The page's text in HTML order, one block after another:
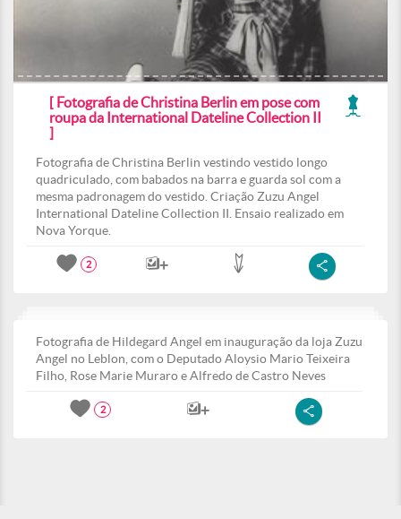
[ Fotografia de Christina Berlin em pose com
roupa da International Dateline Collection II
]
Fotografia de Christina Berlin vestindo vestido longo
quadriculado, com babados na barra e guarda sol com a
mesma padronagem do vestido. Criação Zuzu Angel
International Dateline Collection II. Ensaio realizado em
Nova Yorque.
2
Fotografia de Hildegard Angel em inauguração da loja Zuzu
Angel no Leblon, com o Deputado Aloysio Mario Teixeira
Filho, Rose Marie Muraro e Alfredo de Castro Neves
2